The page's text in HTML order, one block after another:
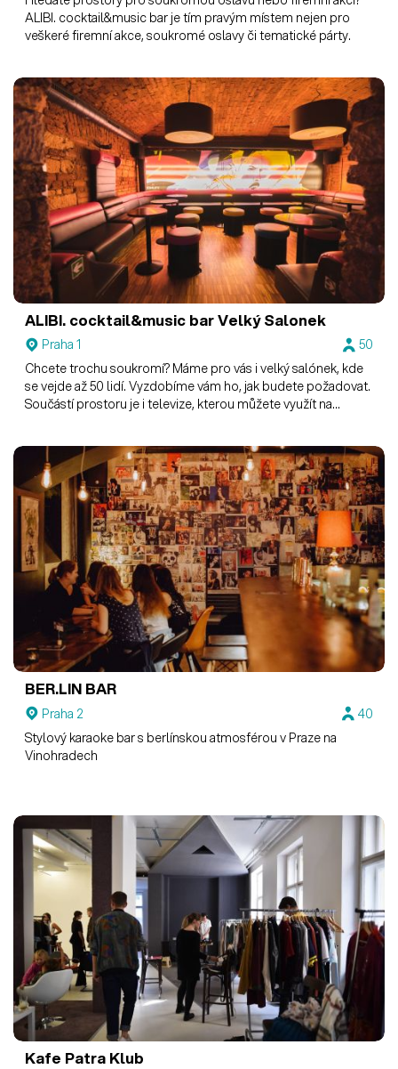
ALIBI. cocktail&music bar je tím pravým místem nejen pro
veškeré firemní akce, soukromé oslavy či tematické párty.
ALIBI. cocktail&music barVelký Salonek
Praha 1
50
Chcete trochu soukromí? Máme pro vás i velký salónek, kde
se vejde až 50 lidí. Vyzdobíme vám ho, jak budete požadovat.
Součástí prostoru je i televize, kterou můžete využít na
BER.LIN BAR
Praha 2
40
Stylový karaoke bar s berlínskou atmosférou v Praze na
Vinohradech
Kafe Patra Klub